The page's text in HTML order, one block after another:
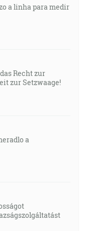
a linha para medir
Recht zur
zur Setzwaage!
a